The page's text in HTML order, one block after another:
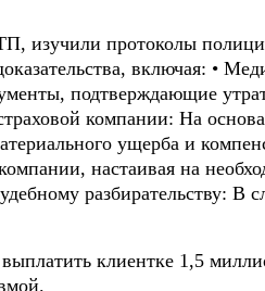
изучили протоколы
включая: •
подтверждающие
компании: На
ущерба и
настаивая на
разбирательству: В
выплатить клиентке 1,5